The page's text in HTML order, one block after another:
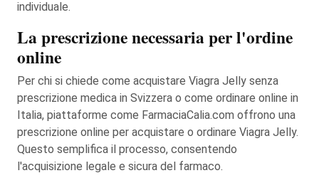
individuale.
La prescrizione necessaria per l'ordine
online
Per chi si chiede come acquistare Viagra Jelly senza
prescrizione medica in Svizzera o come ordinare online in
Italia, piattaforme come FarmaciaCalia.com offrono una
prescrizione online per acquistare o ordinare Viagra Jelly.
Questo semplifica il processo, consentendo
l'acquisizione legale e sicura del farmaco.